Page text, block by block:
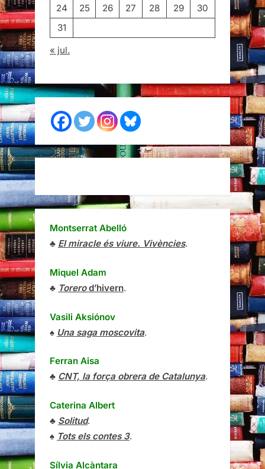
24
25 26 27 28 29
30
31
« jul.
Montserrat Abelló
♣ El miracle és viure. Vivències.
Miquel Adam
♣ Torerod’hivern.
Vasili Aksiónov
♠ Una saga moscovita.
Ferran Aisa
♣ CNT, la força obrera de Catalunya.
Caterina Albert
♣ Solitud.
♠ Tots els contes 3.
Sílvia Alcàntara